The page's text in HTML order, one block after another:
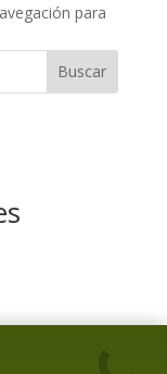
para
Buscar